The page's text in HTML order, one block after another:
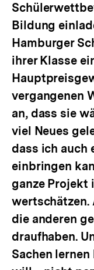
Bildung
Hamburger
ihrer Klasse
vergangenen
an, dass sie
viel Neues
dass ich auch
einbringen
ganze Projekt
wertschätzen.
die anderen
draufhaben.
Sachen